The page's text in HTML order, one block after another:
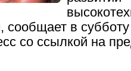
в субботу
со ссылкой на